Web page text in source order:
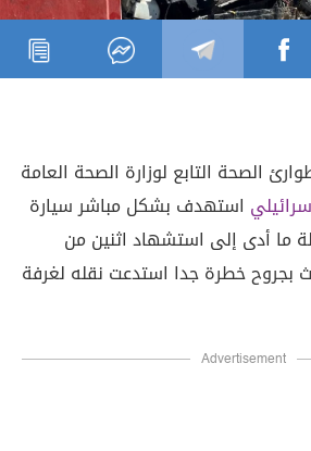
الصحة التابع لوزارة الصحة العامة
استهدف بشكل مباشر سيارة
ما أدى إلى استشهاد اثنين من
بجروح خطرة جدا استدعت نقله لغرفة
Advertisement